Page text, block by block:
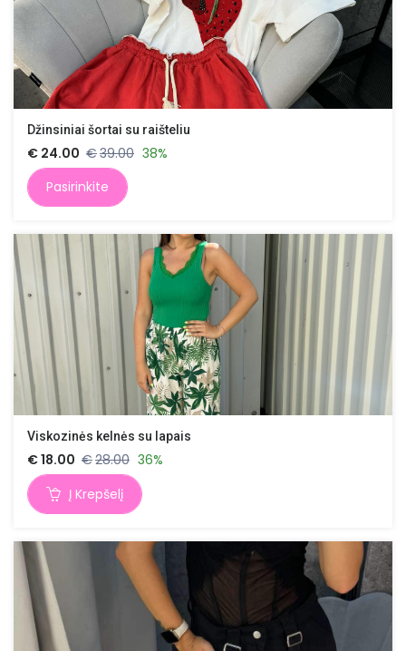
Džinsiniai šortai su raišteliu
€ 24.00 €39.00 38%
Pasirinkite
Viskozinės kelnės su lapais
€18.00 €28.00 36%
Į Krepšelį